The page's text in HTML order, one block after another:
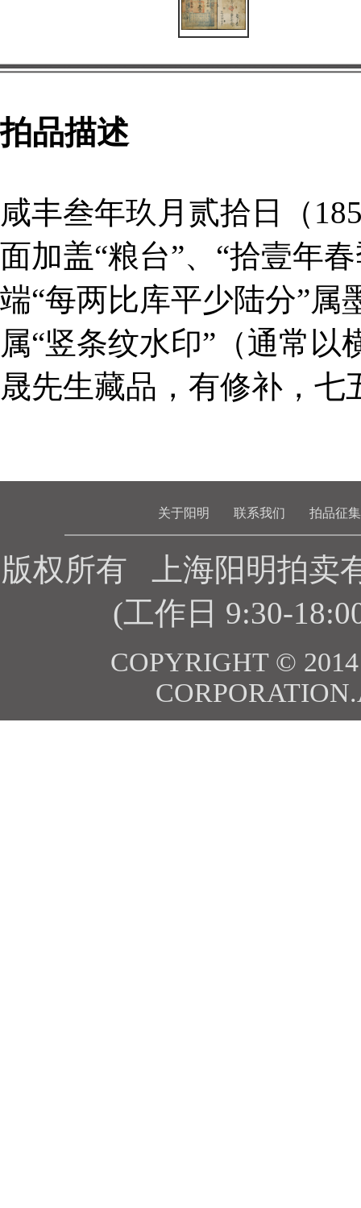
拍品描述
咸丰叁年玖月贰拾日（
面加盖“粮台”、“拾壹年
端“每两比库平少陆分”属
属“竖条纹水印”（通常
晟先生藏品，有修补，七
关于阳明 联系我们 拍品征集
版权所有 上海阳明拍卖
(工作日 9:30-
COPYRIGHT ©